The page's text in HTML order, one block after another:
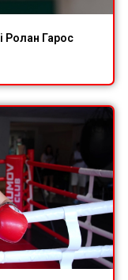
Ролан Гарос